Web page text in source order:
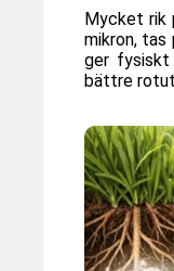
Mycket rik
mikron, tas
ger fysiskt
bättre